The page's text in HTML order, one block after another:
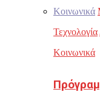
Κοινωνικά
Τεχνολογία
Κοινωνικά